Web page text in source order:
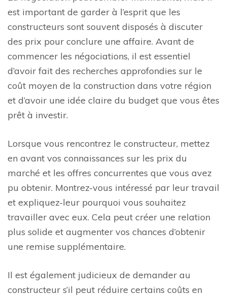
est important de garder à l’esprit que les
constructeurs sont souvent disposés à discuter
des prix pour conclure une affaire. Avant de
commencer les négociations, il est essentiel
d’avoir fait des recherches approfondies sur le
coût moyen de la construction dans votre région
et d’avoir une idée claire du budget que vous êtes
prêt à investir.
Lorsque vous rencontrez le constructeur, mettez
en avant vos connaissances sur les prix du
marché et les offres concurrentes que vous avez
pu obtenir. Montrez-vous intéressé par leur travail
et expliquez-leur pourquoi vous souhaitez
travailler avec eux. Cela peut créer une relation
plus solide et augmenter vos chances d’obtenir
une remise supplémentaire.
Il est également judicieux de demander au
constructeur s’il peut réduire certains coûts en